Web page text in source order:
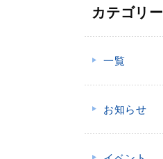
カテゴリー
一覧
お知らせ